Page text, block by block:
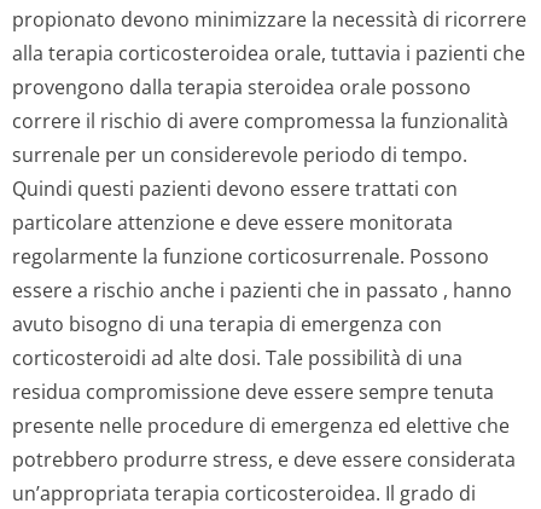
propionato devono minimizzare la necessità di ricorrere
alla terapia corticosteroidea orale, tuttavia i pazienti che
provengono dalla terapia steroidea orale possono
correre il rischio di avere compromessa la funzionalità
surrenale per un considerevole periodo di tempo.
Quindi questi pazienti devono essere trattati con
particolare attenzione e deve essere monitorata
regolarmente la funzione corticosurrenale. Possono
essere a rischio anche i pazienti che in passato , hanno
avuto bisogno di una terapia di emergenza con
corticosteroidi ad alte dosi. Tale possibilità di una
residua compromissione deve essere sempre tenuta
presente nelle procedure di emergenza ed elettive che
potrebbero produrre stress, e deve essere considerata
un’appropriata terapia corticosteroidea. Il grado di